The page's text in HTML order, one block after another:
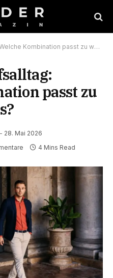
Kombination passt zu welchem Anlass?
passt zu
28. Mai 2026
4 Mins Read